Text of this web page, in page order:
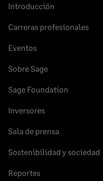
Introducción
Carreras profesionales
Eventos
Sobre Sage
Sage Foundation
Inversores
Sala de prensa
Sostenibilidad y sociedad
Reportes